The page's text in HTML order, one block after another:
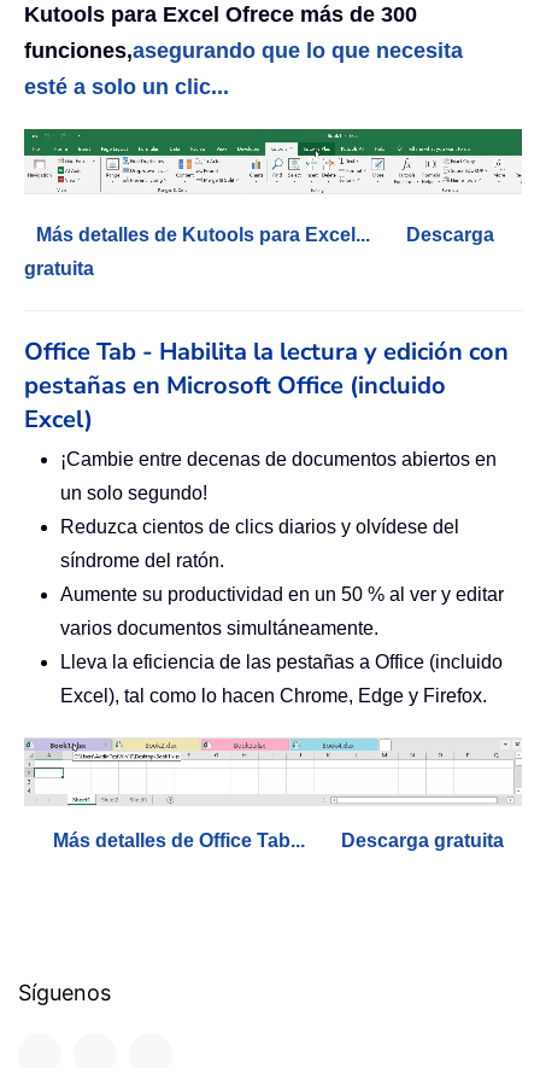
Kutools para Excel Ofrece más de 300
funciones,asegurando que lo que necesita
esté a solo un clic...
Más detalles de Kutools para Excel...
Descarga
gratuita
Office Tab - Habilita la lectura y edición con
pestañas en Microsoft Office (incluido
Excel)
¡Cambie entre decenas de documentos abiertos en
un solo segundo!
Reduzca cientos de clics diarios y olvídese del
síndrome del ratón.
Aumente su productividad en un 50 % al ver y editar
varios documentos simultáneamente.
Lleva la eficiencia de las pestañas a Office (incluido
Excel), tal como lo hacen Chrome, Edge y Firefox.
Más detalles de Office Tab... Descarga gratuita
Síguenos